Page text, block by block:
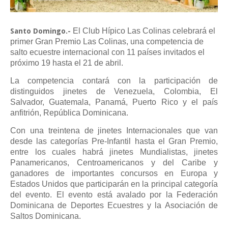
Santo Domingo.- El Club Hípico Las Colinas celebrará el
primer Gran Premio Las Colinas, una competencia de
salto ecuestre internacional con 11 países invitados el
próximo 19 hasta el 21 de abril.
La competencia contará con la participación de
distinguidos jinetes de Venezuela, Colombia, El
Salvador, Guatemala, Panamá, Puerto Rico y el país
anfitrión, República Dominicana.
Con una treintena de jinetes Internacionales que van
desde las categorías Pre-Infantil hasta el Gran Premio,
entre los cuales habrá jinetes Mundialistas, jinetes
Panamericanos, Centroamericanos y del Caribe y
ganadores de importantes concursos en Europa y
Estados Unidos que participarán en la principal categoría
del evento. El evento está avalado por la Federación
Dominicana de Deportes Ecuestres y la Asociación de
Saltos Dominicana.